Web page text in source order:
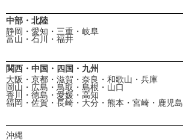
中部・北陸
静岡・愛知・三重・岐阜
富山・石川・福井
関西・中国・四国・九州
大阪・京都・滋賀・奈良・和歌山・兵庫
岡山・広島・鳥取・島根・山口
香川・徳島・愛媛・高知
福岡・佐賀・長崎・大分・熊本・宮崎・鹿児島
沖縄